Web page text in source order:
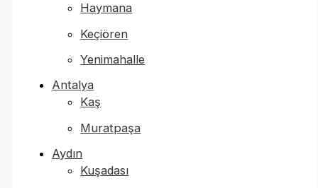
Haymana
Keçiören
Yenimahalle
Antalya
Kaş
Muratpaşa
Aydın
Kuşadası